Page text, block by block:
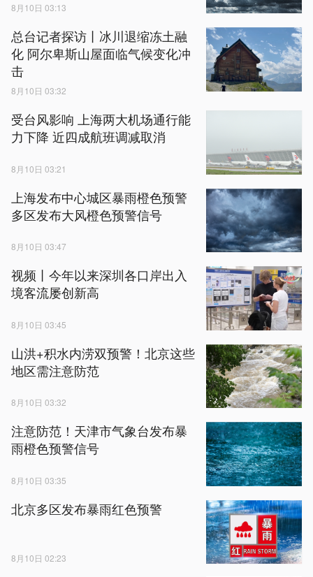
8月10日 03:13
总台记者探访丨冰川退缩冻土融
化 阿尔卑斯山屋面临气候变化冲
击
8月10日 03:32
受台风影响 上海两大机场通行能
力下降 近四成航班调减取消
8月10日 03:21
上海发布中心城区暴雨橙色预警
多区发布大风橙色预警信号
8月10日 03:47
视频丨今年以来深圳各口岸出入
境客流屡创新高
8月10日 03:45
山洪+积水内涝双预警！北京这些
地区需注意防范
8月10日 03:32
注意防范！天津市气象台发布暴
雨橙色预警信号
8月10日 03:35
北京多区发布暴雨红色预警
8月10日 02:23